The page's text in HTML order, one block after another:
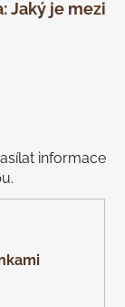
Jaký je mezi
informace